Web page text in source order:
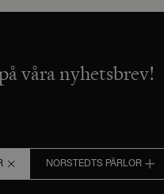
våra nyhetsbrev!
NORSTEDTS PÄRLOR